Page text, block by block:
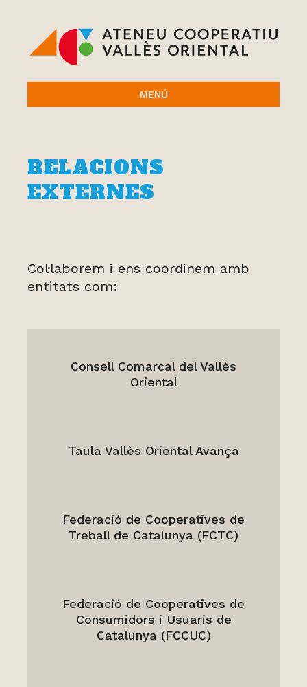
MENÚ
RELACIONS
EXTERNES
Col·laborem i ens coordinem amb
entitats com:
Consell Comarcal del Vallès
Oriental
Taula Vallès Oriental Avança
Federació de Cooperatives de
Treball de Catalunya (FCTC)
Federació de Cooperatives de
Consumidors i Usuaris de
Catalunya (FCCUC)